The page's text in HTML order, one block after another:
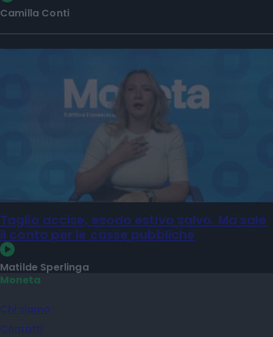
Camilla Conti
Taglio accise, esodo estivo salvo. Ma sale
il conto per le casse pubbliche
Matilde Sperlinga
Moneta
Chi siamo
Contatti